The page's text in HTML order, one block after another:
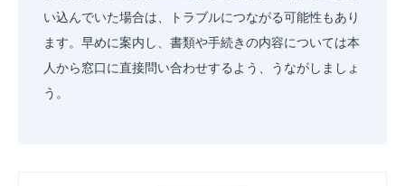
い込んでいた場合は、トラブルにつながる可能性もあり
ます。早めに案内し、書類や手続きの内容については本
人から窓口に直接問い合わせするよう、うながしましょ
う。